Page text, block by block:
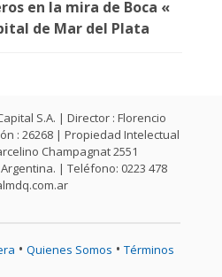
en la mira de Boca «
de Mar del Plata
S.A. | Director : Florencio
: 26268 | Propiedad Intelectual
Champagnat 2551
| Teléfono: 0223 478
• Quienes Somos • Términos